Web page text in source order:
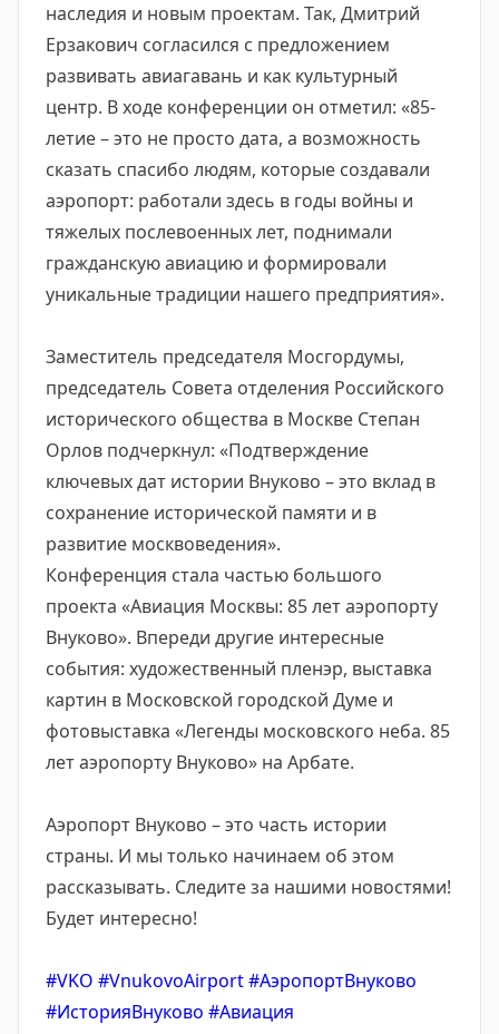
наследия и новым проектам. Так, Дмитрий
Ерзакович согласился с предложением
развивать авиагавань и как культурный
центр. В ходе конференции он отметил: «85-
летие – это не просто дата, а возможность
сказать спасибо людям, которые создавали
аэропорт: работали здесь в годы войны и
тяжелых послевоенных лет, поднимали
гражданскую авиацию и формировали
уникальные традиции нашего предприятия».
Заместитель председателя Мосгордумы,
председатель Совета отделения Российского
исторического общества в Москве Степан
Орлов подчеркнул: «Подтверждение
ключевых дат истории Внуково – это вклад в
сохранение исторической памяти и в
развитие москвоведения».
Конференция стала частью большого
проекта «Авиация Москвы: 85 лет аэропорту
Внуково». Впереди другие интересные
события: художественный пленэр, выставка
картин в Московской городской Думе и
фотовыставка «Легенды московского неба. 85
лет аэропорту Внуково» на Арбате.
Аэропорт Внуково – это часть истории
страны. И мы только начинаем об этом
рассказывать. Следите за нашими новостями!
Будет интересно!
#VKO #VnukovoAirport#АэропортВнуково
#ИсторияВнуково #Авиация